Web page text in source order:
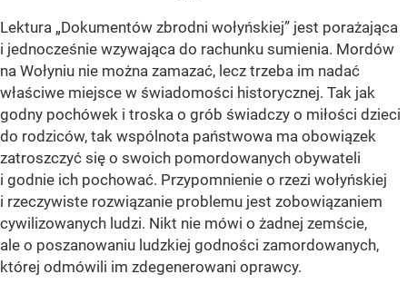
Lektura „Dokumentów zbrodni wołyńskiej” jest porażająca
i jednocześnie wzywająca do rachunku sumienia. Mordów
na Wołyniu nie można zamazać, lecz trzeba im nadać
właściwe miejsce w świadomości historycznej. Tak jak
godny pochówek i troska o grób świadczy o miłości dzieci
do rodziców, tak wspólnota państwowa ma obowiązek
zatroszczyć się o swoich pomordowanych obywateli
i godnie ich pochować. Przypomnienie o rzezi wołyńskiej
i rzeczywiste rozwiązanie problemu jest zobowiązaniem
cywilizowanych ludzi. Nikt nie mówi o żadnej zemście,
ale o poszanowaniu ludzkiej godności zamordowanych,
której odmówili im zdegenerowani oprawcy.